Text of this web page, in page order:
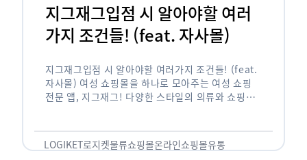
지그재그입점 시 알아야할 여러
가지 조건들! (feat. 자사몰)
지그재그입점 시 알아야할 여러가지 조건들! (feat.
자사몰) 여성 쇼핑몰을 하나로 모아주는 여성 쇼핑
전문 앱, 지그재그! 다양한 스타일의 의류와 쇼핑몰
LOGIKET로지켓물류쇼핑몰온라인쇼핑몰유통